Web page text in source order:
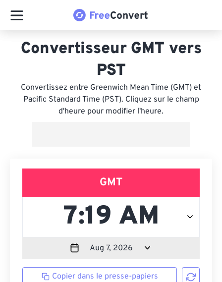
Convertisseur GMT vers
PST
Convertissez entre Greenwich Mean Time (GMT) et
Pacific Standard Time (PST). Cliquez sur le champ
d'heure pour modifier l'heure.
GMT
Copier dans le presse-papiers